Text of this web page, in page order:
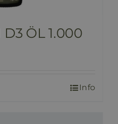
ÖL 1.000
Info